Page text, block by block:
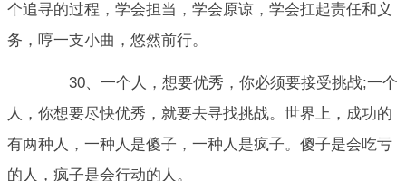
个追寻的过程，学会担当，学会原谅，学会扛起责任和义
务，哼一支小曲，悠然前行。
30、一个人，想要优秀，你必须要接受挑战;一个
人，你想要尽快优秀，就要去寻找挑战。世界上，成功的
有两种人，一种人是傻子，一种人是疯子。傻子是会吃亏
的人，疯子是会行动的人。